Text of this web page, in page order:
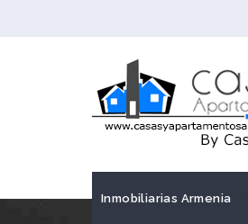
Inmobiliarias Armenia